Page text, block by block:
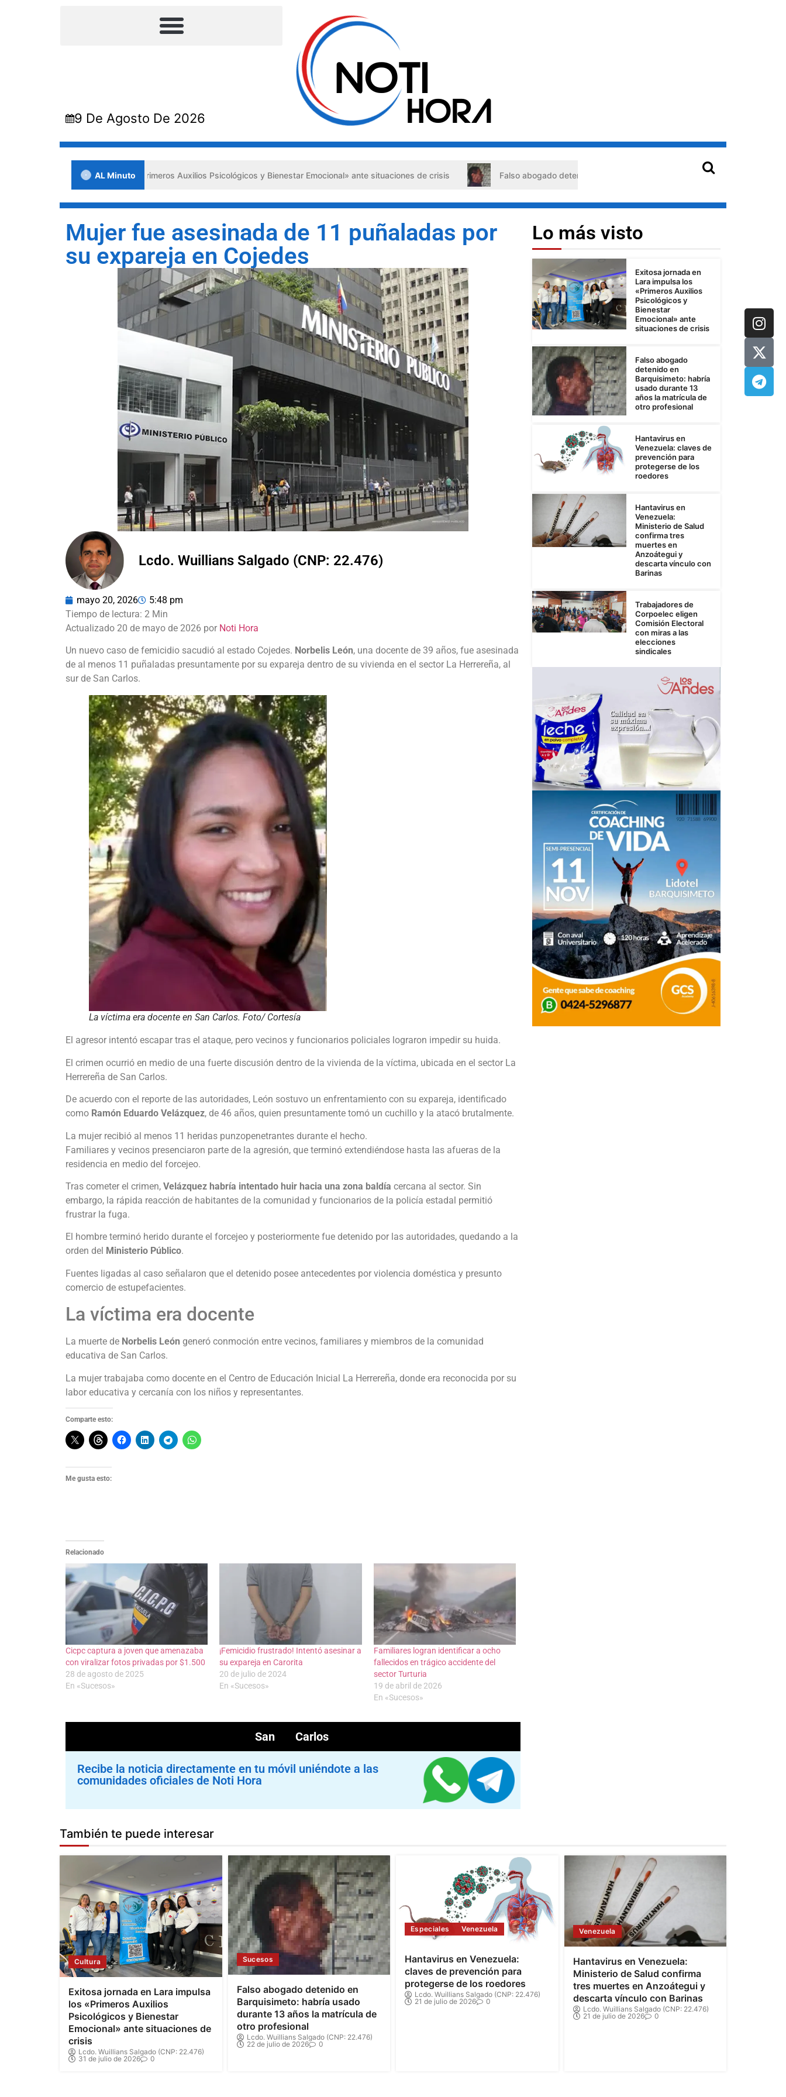
9 De Agosto De 2026
AL Minuto
en Lara impulsa los «Primeros Auxilios Psicológicos y Bienestar Emocional» ante situaciones de crisis Falso abogado detenido en Barquisimeto: habría usado durante 13 años la matrícula
Mujer fue asesinada de 11 puñaladas por
su expareja en Cojedes
Lcdo. Wuillians Salgado (CNP: 22.476)
mayo 20, 2026 5:48 pm
Actualizado 20 de mayo de 2026 por Noti Hora
Un nuevo caso de femicidio sacudió al estado Cojedes. Norbelis León, una docente de 39 años, fue asesinada
de al menos 11 puñaladas presuntamente por su expareja dentro de su vivienda en el sector La Herrereña, al
sur de San Carlos.
La víctima era docente en San Carlos. Foto/ Cortesía
El agresor intentó escapar tras el ataque, pero vecinos y funcionarios policiales lograron impedir su huida.
El crimen ocurrió en medio de una fuerte discusión dentro de la vivienda de la víctima, ubicada en el sector La
Herrereña de San Carlos.
De acuerdo con el reporte de las autoridades, León sostuvo un enfrentamiento con su expareja, identificado
como Ramón Eduardo Velázquez, de 46 años, quien presuntamente tomó un cuchillo y la atacó brutalmente.
La mujer recibió al menos 11 heridas punzopenetrantes durante el hecho.
Familiares y vecinos presenciaron parte de la agresión, que terminó extendiéndose hasta las afueras de la
residencia en medio del forcejeo.
Tras cometer el crimen, Velázquez habría intentado huir hacia una zona baldía cercana al sector. Sin
embargo, la rápida reacción de habitantes de la comunidad y funcionarios de la policía estadal permitió
frustrar la fuga.
El hombre terminó herido durante el forcejeo y posteriormente fue detenido por las autoridades, quedando a la
orden del Ministerio Público.
Fuentes ligadas al caso señalaron que el detenido posee antecedentes por violencia doméstica y presunto
comercio de estupefacientes.
La víctima era docente
La muerte de Norbelis León generó conmoción entre vecinos, familiares y miembros de la comunidad
educativa de San Carlos.
La mujer trabajaba como docente en el Centro de Educación Inicial La Herrereña, donde era reconocida por su
labor educativa y cercanía con los niños y representantes.
Comparte esto:
Me gusta esto:
Relacionado
Cicpc captura a joven que amenazaba
con viralizar fotos privadas por $1.500
28 de agosto de 2025
En «Sucesos»
¡Femicidio frustrado! Intentó asesinar a
su expareja en Carorita
20 de julio de 2024
En «Sucesos»
Familiares logran identificar a ocho
fallecidos en trágico accidente del
sector Turturia
19 de abril de 2026
En «Sucesos»
San Carlos
Recibe la noticia directamente en tu móvil uniéndote a las
comunidades oficiales de Noti Hora
Lo más visto
Exitosa jornada en
Lara impulsa los
«Primeros Auxilios
Psicológicos y
Bienestar
Emocional» ante
situaciones de crisis
Falso abogado
detenido en
Barquisimeto: habría
usado durante 13
años la matrícula de
otro profesional
Hantavirus en
Venezuela: claves de
prevención para
protegerse de los
roedores
Hantavirus en
Venezuela:
Ministerio de Salud
confirma tres
muertes en
Anzoátegui y
descarta vínculo con
Barinas
Trabajadores de
Corpoelec eligen
Comisión Electoral
con miras a las
elecciones
sindicales
También te puede interesar
Cultura
Exitosa jornada en Lara impulsa
los «Primeros Auxilios
Psicológicos y Bienestar
Emocional» ante situaciones de
crisis
Lcdo. Wuillians Salgado (CNP: 22.476)
31 de julio de 2026
0
Sucesos
Falso abogado detenido en
Barquisimeto: habría usado
durante 13 años la matrícula de
otro profesional
Lcdo. Wuillians Salgado (CNP: 22.476)
22 de julio de 2026
0
Especiales Venezuela
Hantavirus en Venezuela:
claves de prevención para
protegerse de los roedores
Lcdo. Wuillians Salgado (CNP: 22.476)
21 de julio de 2026
0
Venezuela
Hantavirus en Venezuela:
Ministerio de Salud confirma
tres muertes en Anzoátegui y
descarta vínculo con Barinas
Lcdo. Wuillians Salgado (CNP: 22.476)
21 de julio de 2026
0